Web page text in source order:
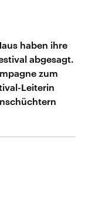
haben ihre
abgesagt.
zum
Leiterin